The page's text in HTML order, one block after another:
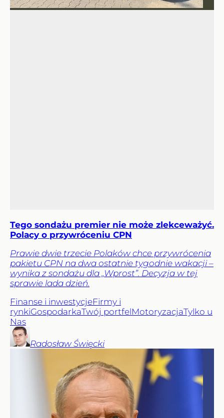
Tego sondażu premier nie może zlekceważyć.
Polacy o przywróceniu CPN
Prawie dwie trzecie Polaków chce przywrócenia
pakietu CPN na dwa ostatnie tygodnie wakacji –
wynika z sondażu dla „Wprost”. Decyzja w tej
sprawie lada dzień.
Finanse i inwestycjeFirmy i
rynkiGospodarkaTwój portfelMotoryzacjaTylko u
Nas
Radosław Święcki